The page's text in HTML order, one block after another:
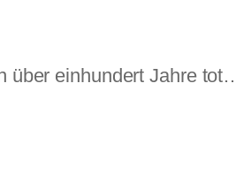
über einhundert Jahre